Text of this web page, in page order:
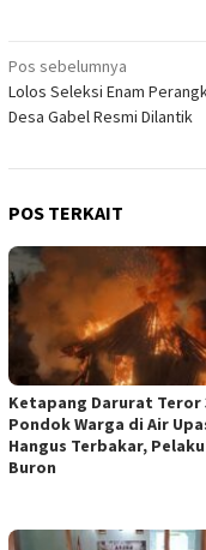
Navigasi
pos
Pos sebelumnya
Lolos Seleksi Enam
Desa Gabel Resmi Dilantik
POS TERKAIT
Ketapang Darurat Teror
Pondok Warga di Air
Hangus Terbakar,
Buron